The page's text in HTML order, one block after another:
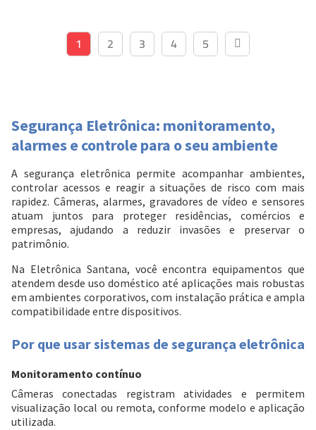
1 2 3 4 5
Segurança Eletrônica: monitoramento,
alarmes e controle para o seu ambiente
A segurança eletrônica permite acompanhar ambientes,
controlar acessos e reagir a situações de risco com mais
rapidez. Câmeras, alarmes, gravadores de vídeo e sensores
atuam juntos para proteger residências, comércios e
empresas, ajudando a reduzir invasões e preservar o
patrimônio.
Na Eletrônica Santana, você encontra equipamentos que
atendem desde uso doméstico até aplicações mais robustas
em ambientes corporativos, com instalação prática e ampla
compatibilidade entre dispositivos.
Por que usar sistemas de segurança eletrônica
Monitoramento contínuo
Câmeras conectadas registram atividades e permitem
visualização local ou remota, conforme modelo e aplicação
utilizada.